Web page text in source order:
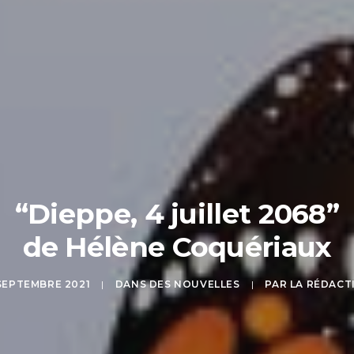
“Dieppe, 4 juillet 2068”
de Hélène Coquériaux
2021 | DANSDES NOUVELLES | PAR LA